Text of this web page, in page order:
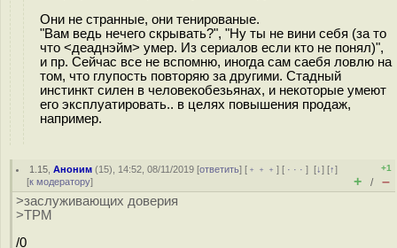
Они не странные, они тенированые.
"Вам ведь нечего скрывать?", "Ну ты не вини себя (за то
что <деаднэйм> умер. Из сериалов если кто не понял)",
и пр. Сейчас все не вспомню, иногда сам саебя ловлю на
том, что глупость повторяю за другими. Стадный
инстинкт силен в человекобезьянах, и некоторые умеют
его эксплуатировать.. в целях повышения продаж,
например.
1.15 ,Аноним (15), 14:52, 08/11/2019 [ответить] [ ﹢﹢﹢] [ · · ·][↓] [↑]
[к модератору]
+1
+ / –
>заслуживающих доверия
>TPM
/0